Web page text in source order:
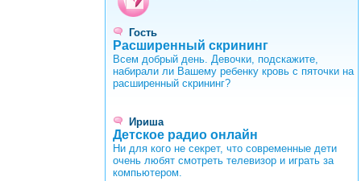
Гость
Расширенный скрининг
Всем добрый день. Девочки, подскажите,
набирали ли Вашему ребенку кровь с пяточки на
расширенный скрининг?
Ириша
Детское радио онлайн
Ни для кого не секрет, что современные дети
очень любят смотреть телевизор и играть за
компьютером.